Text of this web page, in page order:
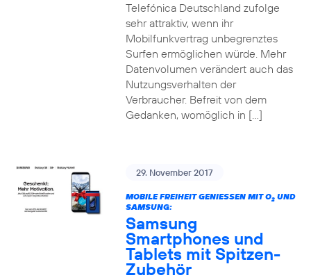
Telefónica Deutschland zufolge
sehr attraktiv, wenn ihr
Mobilfunkvertrag unbegrenztes
Surfen ermöglichen würde. Mehr
Datenvolumen verändert auch das
Nutzungsverhalten der
Verbraucher. Befreit von dem
Gedanken, womöglich in […]
29. November 2017
MOBILE FREIHEIT GENIESSEN MIT O 2UND
SAMSUNG:
Samsung
Smartphones und
Tablets mit Spitzen-
Zubehör